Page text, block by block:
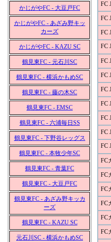
かじがやFC - 大豆戸FC
かじがやFC - あざみ野キッ
カーズ
かじがやFC - KAZU SC
鶴見東FC - 元石川SC
鶴見東FC - 横浜かもめSC
鶴見東FC - 藤の木SC
鶴見東FC - EMSC
鶴見東FC - 六浦毎日SS
鶴見東FC - 下野谷レッグス
鶴見東FC - 本牧少年SC
鶴見東FC - 青葉FC
鶴見東FC - 大豆戸FC
鶴見東FC - あざみ野キッカ
ーズ
鶴見東FC - KAZU SC
元石川SC - 横浜かもめSC
FC
FC
FC
FC
FC
FC
FC
FC
FC
FC
FC
FC
FC
FC
FC
FC
FC